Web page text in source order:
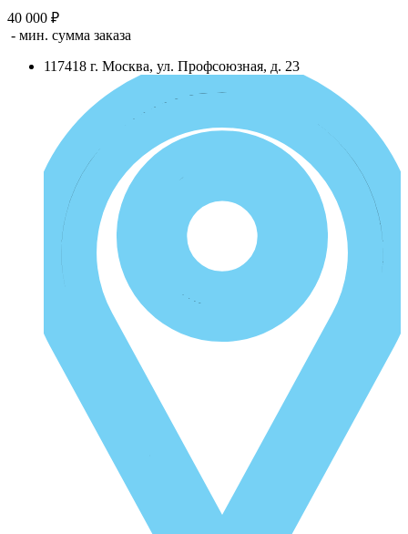
40 000 ₽
- мин. сумма заказа
117418 г. Москва, ул. Профсоюзная, д. 23